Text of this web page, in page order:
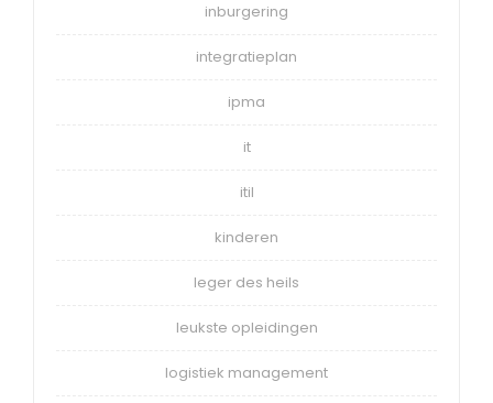
inburgering
integratieplan
ipma
it
itil
kinderen
leger des heils
leukste opleidingen
logistiek management